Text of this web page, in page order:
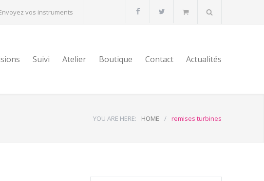
vos instruments
Suivi Atelier Boutique Contact Actualités
YOU ARE HERE: HOME / remises turbines